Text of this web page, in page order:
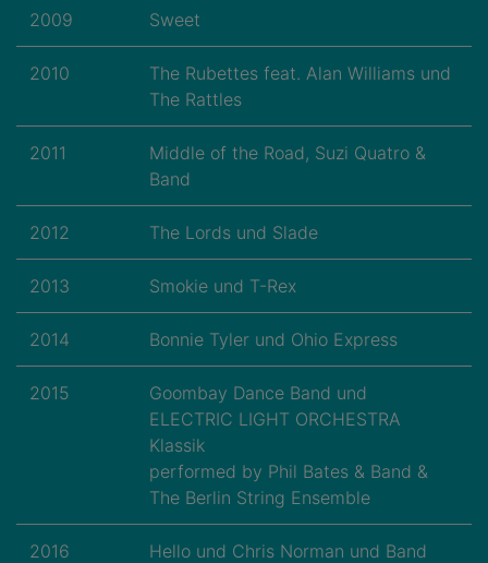
2009 Sweet
2010
The Rubettes feat. Alan Williams und
The Rattles
2011
Middle of the Road, Suzi Quatro &
Band
2012 The Lords und Slade
2013 Smokie und T-Rex
2014 Bonnie Tyler und Ohio Express
2015
Goombay Dance Band und
ELECTRIC LIGHT ORCHESTRA
Klassik
performed by Phil Bates & Band &
The Berlin String Ensemble
2016 Hello und Chris Norman und Band